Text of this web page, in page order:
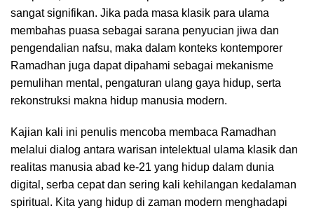
sangat signifikan. Jika pada masa klasik para ulama
membahas puasa sebagai sarana penyucian jiwa dan
pengendalian nafsu, maka dalam konteks kontemporer
Ramadhan juga dapat dipahami sebagai mekanisme
pemulihan mental, pengaturan ulang gaya hidup, serta
rekonstruksi makna hidup manusia modern.
Kajian kali ini penulis mencoba membaca Ramadhan
melalui dialog antara warisan intelektual ulama klasik dan
realitas manusia abad ke-21 yang hidup dalam dunia
digital, serba cepat dan sering kali kehilangan kedalaman
spiritual. Kita yang hidup di zaman modern menghadapi